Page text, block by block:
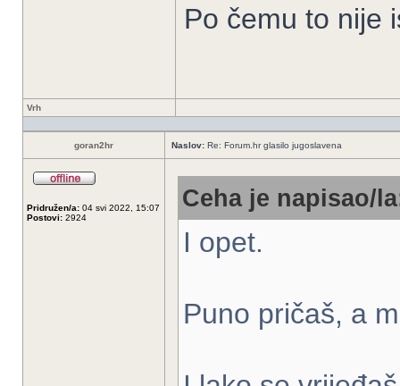
Po čemu to nije
Vrh
goran2hr Naslov: Re: Forum.hr glasilo jugoslavena
Pridružen/a: 04 svi 2022, 15:07
Postovi: 2924
Ceha je napisao/
I opet.
Puno pričaš, a